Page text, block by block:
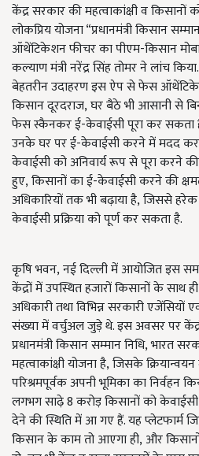
केंद्र सरकार की महत्वाकांक्षी व
लोकप्रिय योजना “प्रधानमंत्री किसान
ऑथेंटिकेशन फीचर का पीएम-किसान
कल्याण मंत्री नरेंद्र सिंह तोमर ने लांच
बेहतरीन उदाहरण इस ऐप से फेस
किसान दूरदराज,घर बैठे भी आसानी से
फेस स्कैनकर ई-केवाईसी पूरा कर सकता
उनके घर पर ई-केवाईसी करने में मदद
केवाईसी को अनिवार्य रूप से पूरा करने
हुए,किसानों का ई-केवाईसी करने की
अधिकारियों तक भी बढ़ाया है,जिससे हरेक
केवाईसी प्रक्रिया को पूर्ण कर सकता है.
कृषि भवन,नई दिल्ली में आयोजित इस
केंद्रों में उपस्थित हजारों किसानों के साथ
अधिकारी तथा विभिन्न सरकारी एजेंसियों
संख्या में वर्चुअल जुड़े थे. इस अवसर पर
प्रधानमंत्री किसान सम्मान निधि,भारत
महत्वाकांक्षी योजना है,जिसके
परिश्रमपूर्वक अपनी भूमिका का निर्वहन
लगभग साढ़े 8 करोड़ किसानों को
देने की स्थिति में आ गए हैं. यह प्लेटफार्म
किसान के काम तो आएगा ही,और